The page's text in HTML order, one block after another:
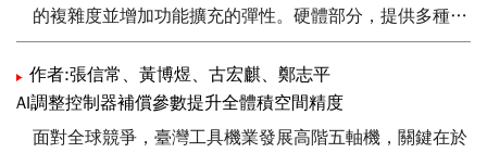
的複雜度並增加功能擴充的彈性。硬體部分，提供多種通
訊卡使用並支援多家驅動器，讓使用者有更多的選擇；軟
體方面，提供友善的操作介面並建立靈活的客製化軟體、
運動控制機能、調機輔助機能與其他附加機能，經由參數
設定，即可搭配不同機型使用。
作者:張信常、黃博煜、古宏麒、鄭志平
AI調整控制器補償參數提升全體積空間精度
面對全球競爭，臺灣工具機業發展高階五軸機，關鍵在於